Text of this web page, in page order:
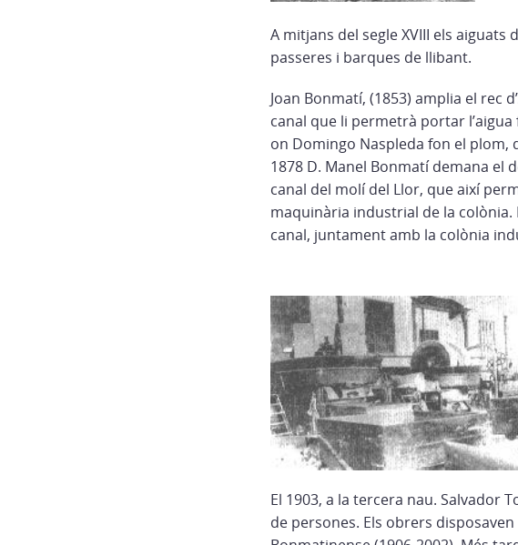
A mitjans del segle XVIII els
passeres i barques de llibant.
Joan Bonmatí, (1853) amplia el rec
canal que li permetrà portar
on Domingo Naspleda fon el plom,
1878 D. Manel Bonmatí demana el
canal del molí del Llor, que així
maquinària industrial de la colònia.
canal, juntament amb la colònia
El 1903, a la tercera nau. Salvador
de persones. Els obrers